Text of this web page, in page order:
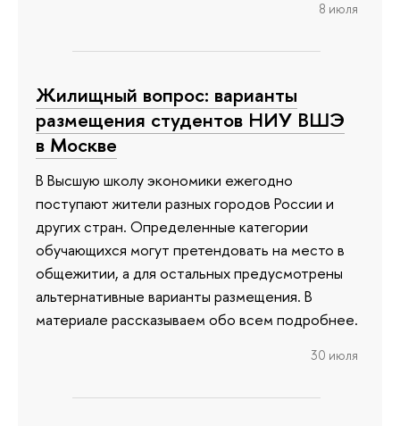
8 июля
Жилищный вопрос: варианты
размещения студентов НИУ ВШЭ
в Москве
В Высшую школу экономики ежегодно
поступают жители разных городов России и
других стран. Определенные категории
обучающихся могут претендовать на место в
общежитии, а для остальных предусмотрены
альтернативные варианты размещения. В
материале рассказываем обо всем подробнее.
30 июля